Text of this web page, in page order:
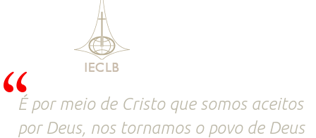
É por meio de Cristo que somos aceitos
por Deus, nos tornamos o povo de Deus